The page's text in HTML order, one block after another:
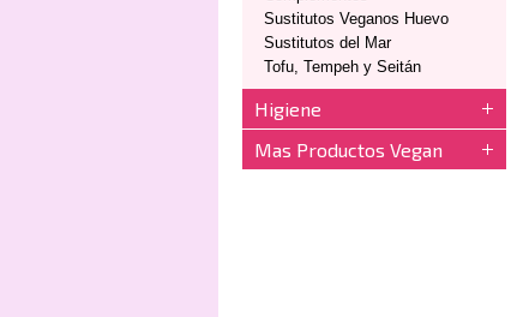
Sustitutos Veganos Huevo
Sustitutos del Mar
Tofu, Tempeh y Seitán
Higiene
Mas Productos Vegan